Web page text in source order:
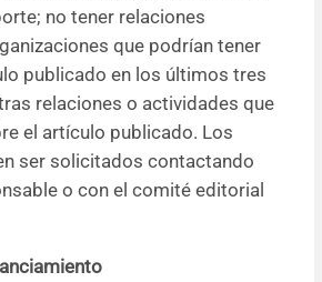
no tener relaciones
que podrían tener
publicado en los últimos tres
relaciones o actividades que
el artículo publicado. Los
ser solicitados contactando
o con el comité editorial